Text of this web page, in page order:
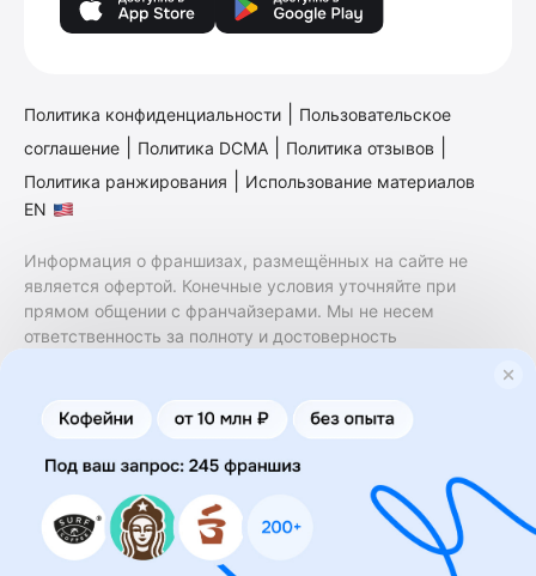
Политика конфиденциальности
Пользовательское
соглашение
Политика DCMA Политика отзывов
Политика ранжирования
Использование материалов
EN
Информация о франшизах, размещённых на сайте не
является офертой. Конечные условия уточняйте при
прямом общении с франчайзерами. Мы не несем
ответственность за полноту и достоверность
финансовые услуги. Заключение договоров
коммерческой концессии (франчайзинга) осуществляется
правообладателями/их представителями. Бизнесменс.ру
не является посредником или представителем
правообладателя и не несет ответственность за условия
предоставления франшизы и действия лиц,
осуществленные на основании информации, имеющейся